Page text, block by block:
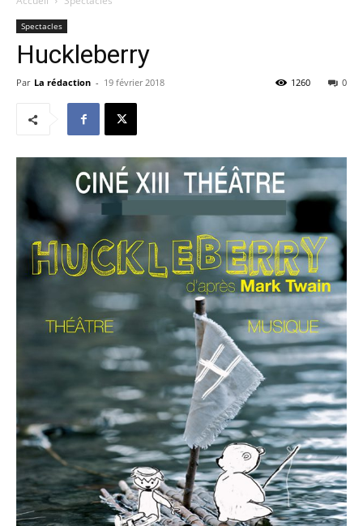
Spectacles
Huckleberry
Par La rédaction - 19 février 2018 0
1260